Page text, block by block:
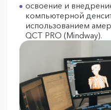
освоение и
компьютерной
использованием
QCT PRO (Mindway).